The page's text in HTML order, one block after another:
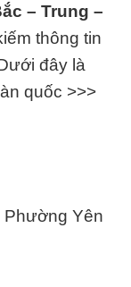
– Trung –
thông tin
đây là
quốc >>>
Phường Yên